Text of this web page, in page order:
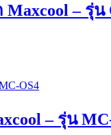
– รุ่น
– รุ่น